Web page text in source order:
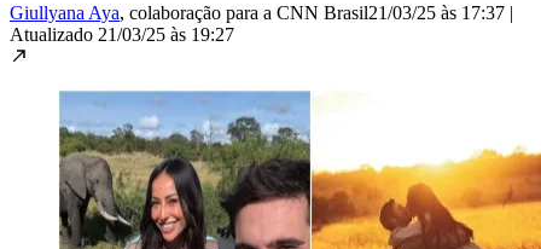
Giullyana Aya, colaboração para a CNN Brasil21/03/25 às 17:37 |
Atualizado 21/03/25 às 19:27